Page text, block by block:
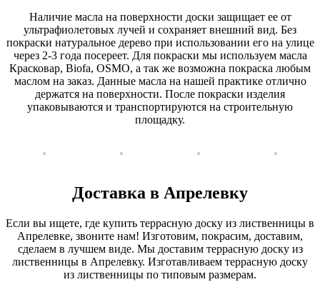
Наличие масла на поверхности доски защищает ее от
ультрафиолетовых лучей и сохраняет внешний вид. Без
покраски натуральное дерево при использовании его на улице
через 2-3 года посереет. Для покраски мы используем масла
Красковар, Biofa, OSMO, а так же возможна покраска любым
маслом на заказ. Данные масла на нашей практике отлично
держатся на поверхности. После покраски изделия
упаковываются и транспортируются на строительную
площадку.
Доставка в Апрелевку
Если вы ищете, где купить террасную доску из лиственницы в
Апрелевке, звоните нам! Изготовим, покрасим, доставим,
сделаем в лучшем виде. Мы доставим террасную доску из
лиственницы в Апрелевку. Изготавливаем террасную доску
из лиственницы по типовым размерам.